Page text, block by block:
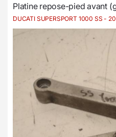
Platine repose-pied avant
DUCATI SUPERSPORT 1000 SS -